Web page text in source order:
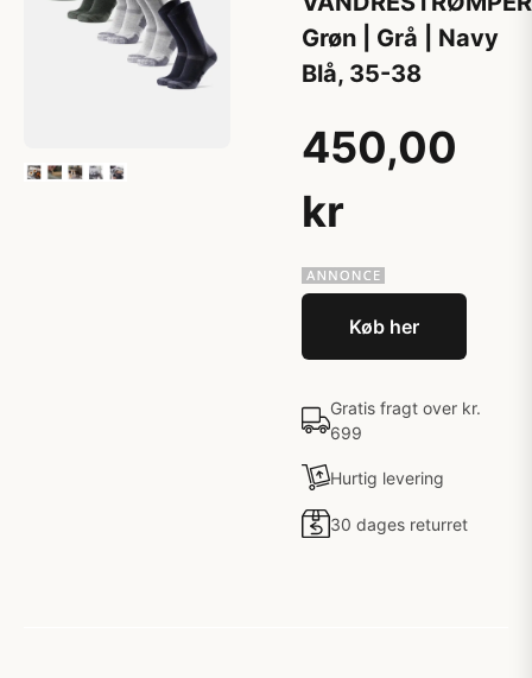
Grøn | Grå | Navy
Blå, 35-38
450,00
kr
Køb her
Gratis fragt over kr.
699
Hurtig levering
30 dages returret